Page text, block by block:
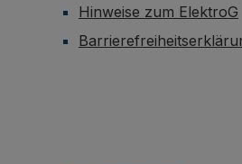
Hinweise zum ElektroG